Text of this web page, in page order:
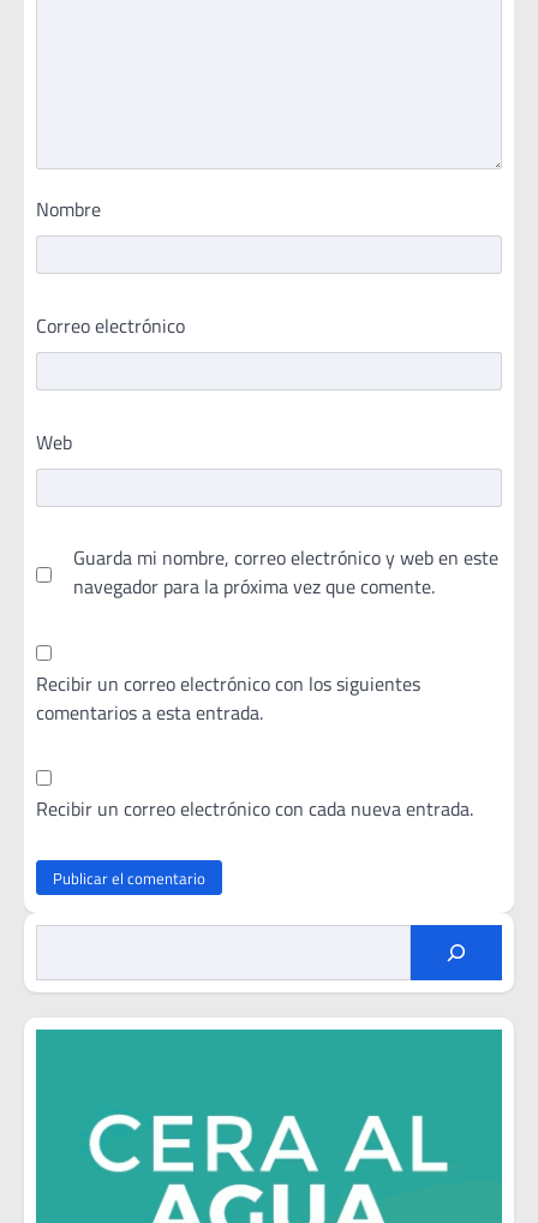
Nombre
Correo electrónico
Web
Guarda mi nombre, correo electrónico y web en este
navegador para la próxima vez que comente.
Recibir un correo electrónico con los siguientes
comentarios a esta entrada.
Recibir un correo electrónico con cada nueva entrada.